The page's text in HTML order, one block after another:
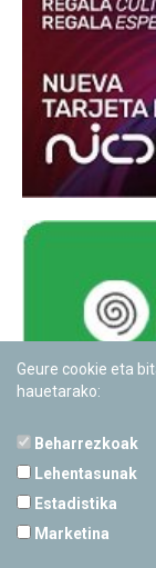
Geure cookie eta
hauetarako:
Beharrezkoak
Lehentasunak
Estadistika
Marketina